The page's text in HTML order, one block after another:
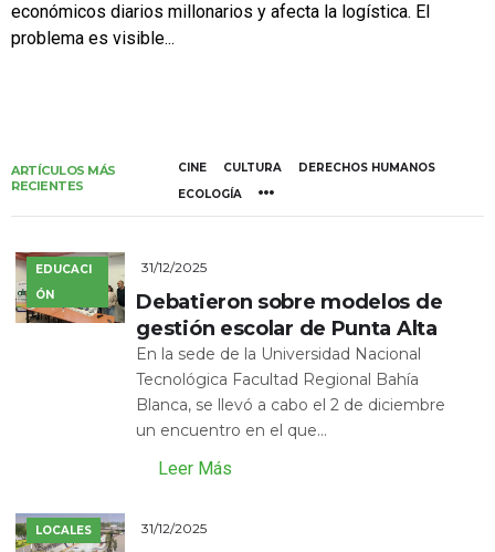
económicos diarios millonarios y afecta la logística. El
problema es visible...
ARTÍCULOS MÁS
RECIENTES
CINE CULTURA
DERECHOS HUMANOS
ECOLOGÍA
EDUCACI
ÓN
31/12/2025
Debatieron sobre modelos de
gestión escolar de Punta Alta
En la sede de la Universidad Nacional
Tecnológica Facultad Regional Bahía
Blanca, se llevó a cabo el 2 de diciembre
un encuentro en el que...
Leer Más
LOCALES 31/12/2025